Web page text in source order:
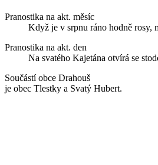
Pranostika na akt. měsíc
Když je v srpnu ráno hodně rosy,
Pranostika na akt. den
Na svatého Kajetána otvírá se
Součástí obce Drahouš
je obec Tlestky a Svatý Hubert.